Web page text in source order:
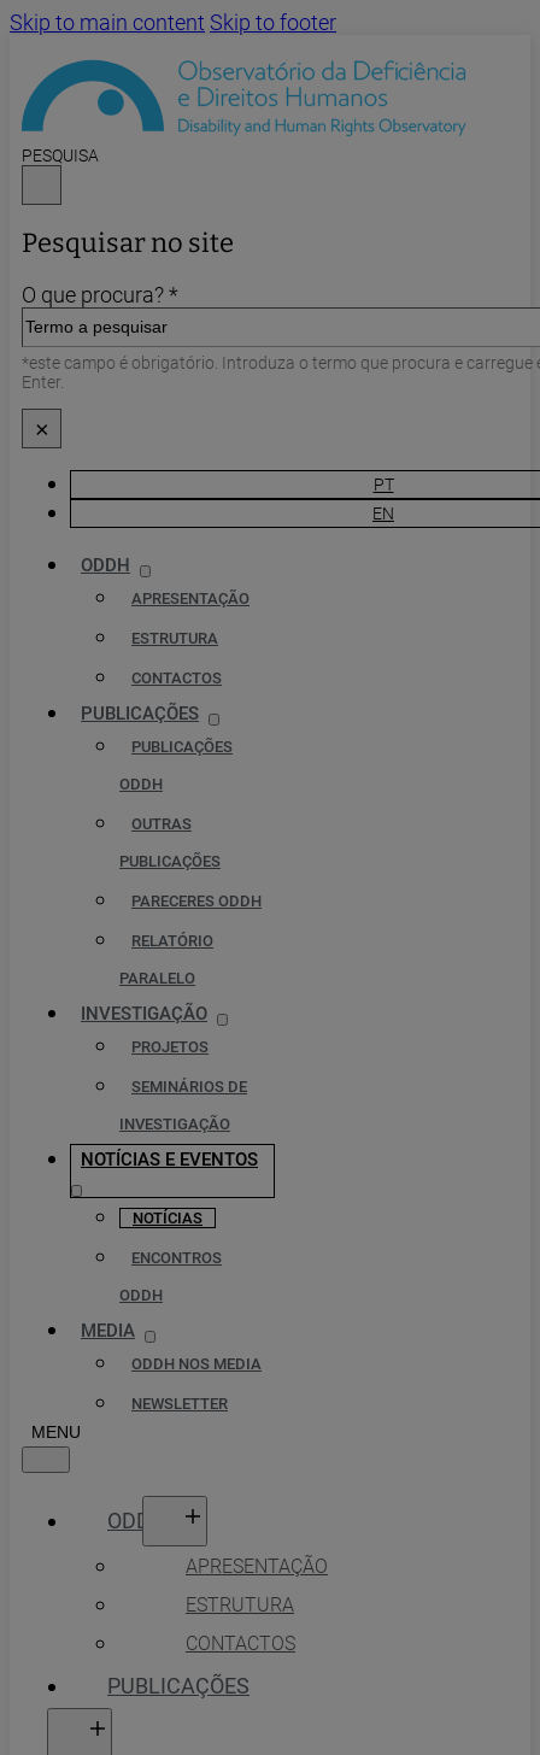
Skip to main content Skip to footer
PESQUISA
Pesquisar no site
O que procura? *
*este campo é obrigatório. Introduza o termo que procura e carregue
Enter.
×
PT
EN
ODDH
APRESENTAÇÃO
ESTRUTURA
CONTACTOS
PUBLICAÇÕES
PUBLICAÇÕES
ODDH
OUTRAS
PUBLICAÇÕES
PARECERES ODDH
RELATÓRIO
PARALELO
INVESTIGAÇÃO
PROJETOS
SEMINÁRIOS DE
INVESTIGAÇÃO
NOTÍCIAS E EVENTOS
NOTÍCIAS
ENCONTROS
ODDH
MEDIA
ODDH NOS MEDIA
NEWSLETTER
ODDH
APRESENTAÇÃO
ESTRUTURA
CONTACTOS
PUBLICAÇÕES